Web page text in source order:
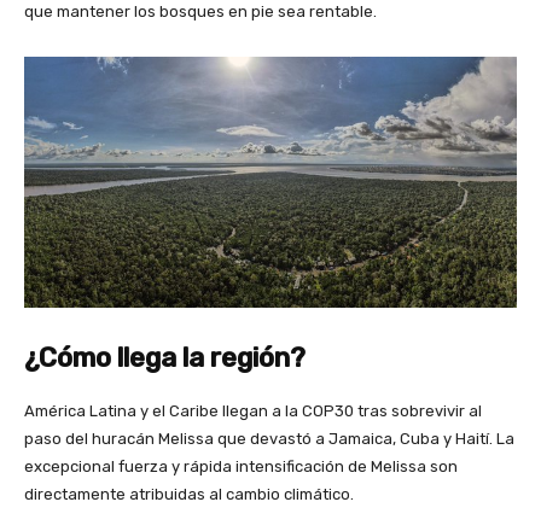
que mantener los bosques en pie sea rentable.
¿Cómo llega la región?
América Latina y el Caribe llegan a la COP30 tras sobrevivir al
paso del huracán Melissa que devastó a Jamaica, Cuba y Haití. La
excepcional fuerza y rápida intensificación de Melissa son
directamente atribuidas al cambio climático.